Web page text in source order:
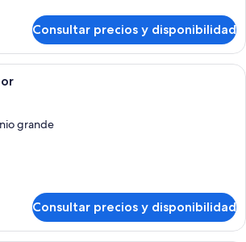
Consultar precios y disponibilidad
Habitación de hotel con cama,
grande
Consultar precios y disponibilidad